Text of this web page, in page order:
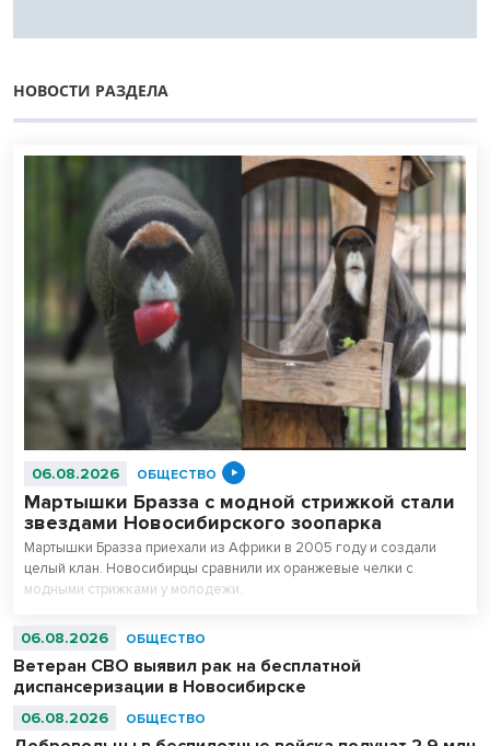
НОВОСТИ РАЗДЕЛА
06.08.2026 ОБЩЕСТВО
Мартышки Бразза с модной стрижкой стали
звездами Новосибирского зоопарка
Мартышки Бразза приехали из Африки в 2005 году и создали
целый клан. Новосибирцы сравнили их оранжевые челки с
модными стрижками у молодежи.
06.08.2026 ОБЩЕСТВО
Ветеран СВО выявил рак на бесплатной
диспансеризации в Новосибирске
06.08.2026 ОБЩЕСТВО